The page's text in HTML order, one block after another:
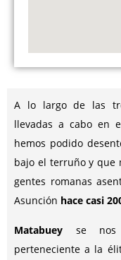
A lo largo de las
llevadas a cabo en
hemos podido
bajo el terruño y que
gentes romanas
Asunción hace casi
Matabuey se nos
perteneciente a la